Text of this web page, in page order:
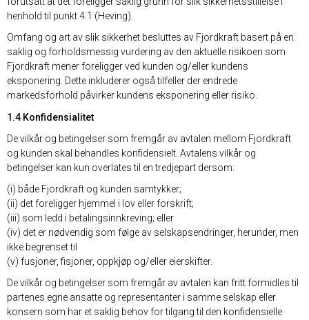
henhold til punkt 4.1 (Heving).
Omfang og art av slik sikkerhet besluttes av Fjordkraft basert på en
saklig og forholdsmessig vurdering av den aktuelle risikoen som
Fjordkraft mener foreligger ved kunden og/eller kundens
eksponering. Dette inkluderer også tilfeller der endrede
markedsforhold påvirker kundens eksponering eller risiko.
1.4 Konfidensialitet
De vilkår og betingelser som fremgår av avtalen mellom Fjordkraft
og kunden skal behandles konfidensielt. Avtalens vilkår og
betingelser kan kun overlates til en tredjepart dersom:
(i) både Fjordkraft og kunden samtykker;
(ii) det foreligger hjemmel i lov eller forskrift;
(iii) som ledd i betalingsinnkreving; eller
(iv) det er nødvendig som følge av selskapsendringer, herunder, men
ikke begrenset til
(v) fusjoner, fisjoner, oppkjøp og/eller eierskifter.
De vilkår og betingelser som fremgår av avtalen kan fritt formidles til
partenes egne ansatte og representanter i samme selskap eller
konsern som har et saklig behov for tilgang til den konfidensielle